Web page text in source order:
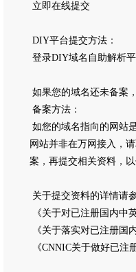
立即在线提交
DIY平台提交方法：
登录DIY域名自助解析
如果您的域名还未备案
备案方法：
如您的域名指向的网站
网站并非在万网接入，
案，再提交相关资料，
关于提交资料的详情请
《关于对已注册国内中
《关于落实对已注册国
《CNNIC关于做好已